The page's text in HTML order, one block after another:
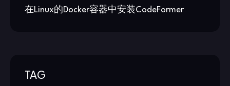
在Linux的Docker容器中安装CodeFormer
TAG